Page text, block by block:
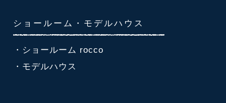
ショールーム・モデルハウス
・ショールーム rocco
・モデルハウス